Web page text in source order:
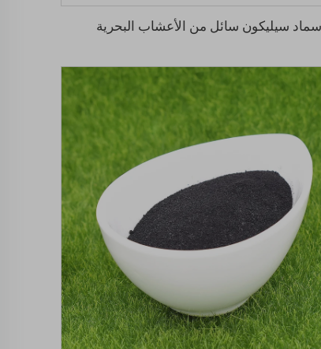
سماد سيليكون سائل من الأعشاب البحرية